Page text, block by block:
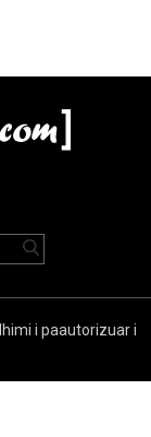
i paautorizuar i